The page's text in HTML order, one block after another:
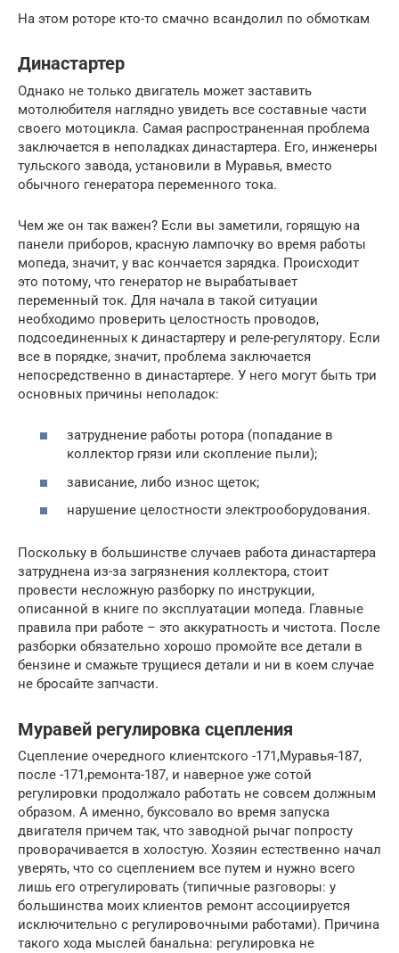
На этом роторе кто-то смачно всандолил по обмоткам
Династартер
Однако не только двигатель может заставить
мотолюбителя наглядно увидеть все составные части
своего мотоцикла. Самая распространенная проблема
заключается в неполадках династартера. Его, инженеры
тульского завода, установили в Муравья, вместо
обычного генератора переменного тока.
Чем же он так важен? Если вы заметили, горящую на
панели приборов, красную лампочку во время работы
мопеда, значит, у вас кончается зарядка. Происходит
это потому, что генератор не вырабатывает
переменный ток. Для начала в такой ситуации
необходимо проверить целостность проводов,
подсоединенных к династартеру и реле-регулятору. Если
все в порядке, значит, проблема заключается
непосредственно в династартере. У него могут быть три
основных причины неполадок:
затруднение работы ротора (попадание в
коллектор грязи или скопление пыли);
зависание, либо износ щеток;
нарушение целостности электрооборудования.
Поскольку в большинстве случаев работа династартера
затруднена из-за загрязнения коллектора, стоит
провести несложную разборку по инструкции,
описанной в книге по эксплуатации мопеда. Главные
правила при работе – это аккуратность и чистота. После
разборки обязательно хорошо промойте все детали в
бензине и смажьте трущиеся детали и ни в коем случае
не бросайте запчасти.
Муравей регулировка сцепления
Сцепление очередного клиентского -171,Муравья-187,
после -171,ремонта-187, и наверное уже сотой
регулировки продолжало работать не совсем должным
образом. А именно, буксовало во время запуска
двигателя причем так, что заводной рычаг попросту
проворачивается в холостую. Хозяин естественно начал
уверять, что со сцеплением все путем и нужно всего
лишь его отрегулировать (типичные разговоры: у
большинства моих клиентов ремонт ассоциируется
исключительно с регулировочными работами). Причина
такого хода мыслей банальна: регулировка не